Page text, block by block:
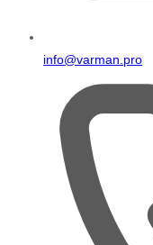
info@varman.pro